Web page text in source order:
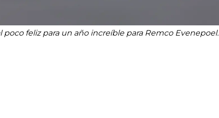
poco feliz para un año increíble para Remco Evenepoel.